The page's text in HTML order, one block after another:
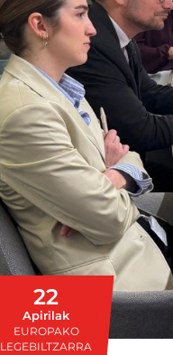
22
Apirilak
EUROPAKO
LEGEBILTZARRA